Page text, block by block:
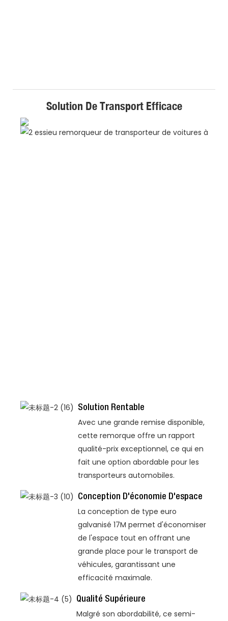
Solution De Transport Efficace
Solution Rentable
Avec une grande remise disponible,
cette remorque offre un rapport
qualité-prix exceptionnel, ce qui en
fait une option abordable pour les
transporteurs automobiles.
Conception D'économie D'espace
La conception de type euro
galvanisé 17M permet d'économiser
de l'espace tout en offrant une
grande place pour le transport de
véhicules, garantissant une
efficacité maximale.
Qualité Supérieure
Malgré son abordabilité, ce semi-